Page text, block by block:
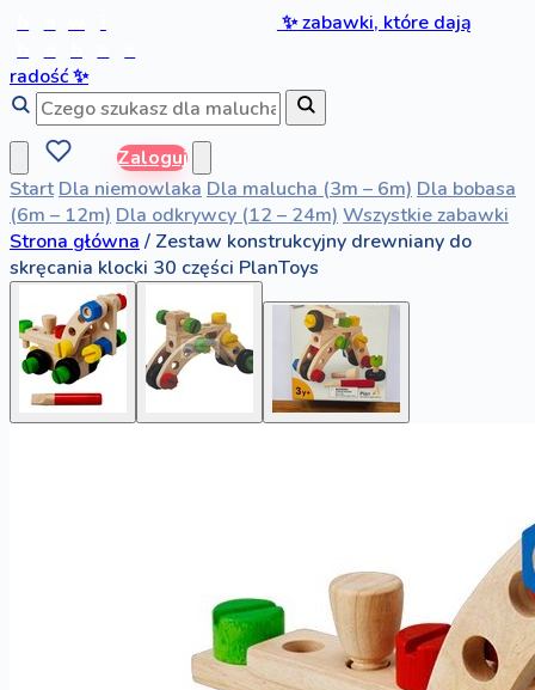
✨zabawki, które dają
radość✨
Zaloguj
Start Dla niemowlaka Dla malucha (3m – 6m) Dla bobasa
(6m – 12m) Dla odkrywcy (12 – 24m) Wszystkie zabawki
Strona główna / Zestaw konstrukcyjny drewniany do
skręcania klocki 30 części PlanToys